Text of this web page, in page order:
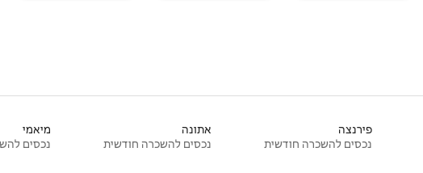
פירנצה
נכסים להשכרה חודשית
אתונה
נכסים להשכרה חודשית
מיאמי
נכסים